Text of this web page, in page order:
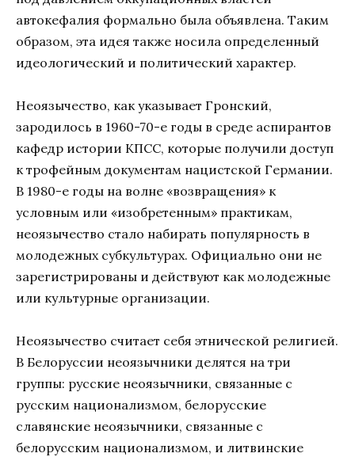
автокефалия формально была объявлена. Таким
образом, эта идея также носила определенный
идеологический и политический характер.
Неоязычество, как указывает Гронский,
зародилось в 1960-70-е годы в среде аспирантов
кафедр истории КПСС, которые получили доступ
к трофейным документам нацистской Германии.
В 1980-е годы на волне «возвращения» к
условным или «изобретенным» практикам,
неоязычество стало набирать популярность в
молодежных субкультурах. Официально они не
зарегистрированы и действуют как молодежные
или культурные организации.
Неоязычество считает себя этнической религией.
В Белоруссии неоязычники делятся на три
группы: русские неоязычники, связанные с
русским национализмом, белорусские
славянские неоязычники, связанные с
белорусским национализмом, и литвинские